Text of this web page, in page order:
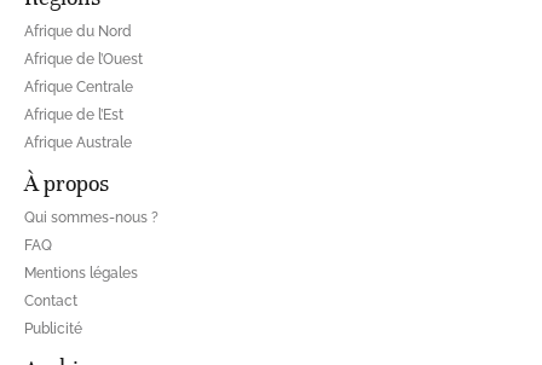
Afrique du Nord
Afrique de l’Ouest
Afrique Centrale
Afrique de l’Est
Afrique Australe
À propos
Qui sommes-nous ?
FAQ
Mentions légales
Contact
Publicité